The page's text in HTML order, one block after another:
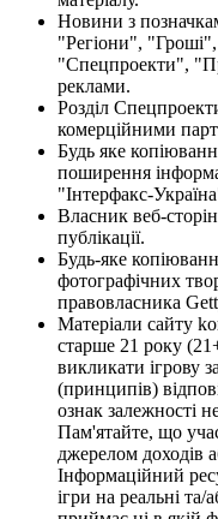
Новини з
"Регіони",
"Спецпроекти",
реклами.
Розділ
комерційними
Будь яке
поширення
"Інтерфакс-
Власник веб-
публікації.
Будь-яке
фотографічних
правовласника
Матеріали сайту
старше 21 року
викликати ігрову
(принципів)
ознак залежності
Пам'ятайте, що
джерелом доходів
Інформаційний
ігри на реальні та/